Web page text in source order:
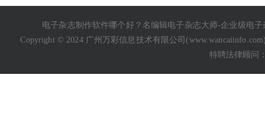
电子杂志制作软件哪个好？名编辑电子杂志大师-企业级电子
Copyright © 2024 广州万彩信息技术有限公司(www.wancaiinfo.com
特聘法律顾问